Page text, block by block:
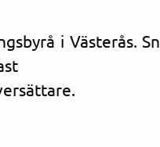
i Västerås.